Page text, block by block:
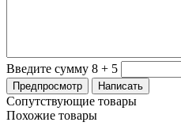
Введите сумму 8 + 5
Сопутствующие товары
Похожие товары